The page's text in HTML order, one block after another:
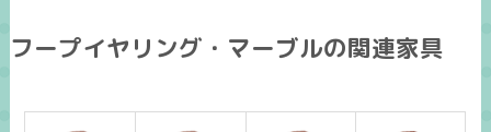
フープイヤリング・マーブルの関連家具